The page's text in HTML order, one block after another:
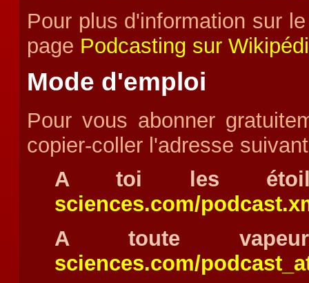
Pour plus d'information sur
page Podcasting sur
Mode d'emploi
Pour vous abonner
copier-coller l'adresse
A toi les
sciences.com/
A toute
sciences.com/